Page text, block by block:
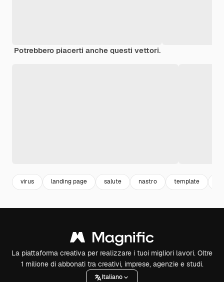
Potrebbero piacerti anche questi vettori.
virus landing page salute nastro template
La piattaforma creativa per realizzare i tuoi migliori lavori. Oltre
1 milione di abbonati tra creativi, imprese, agenzie e studi.
Italiano